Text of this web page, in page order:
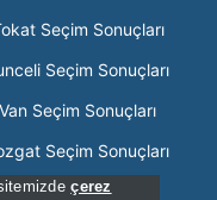
çerez
Seçim Sonuçları
Seçim Sonuçları
Van Seçim Sonuçları
Seçim Sonuçları